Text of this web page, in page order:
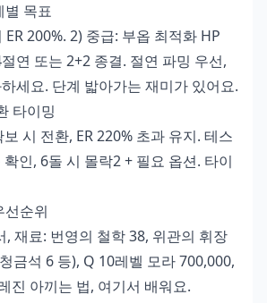
별 목표
200%. 2) 중급: 부옵 최적화 HP
연 또는 2+2 종결. 절연 파밍 우선,
세요. 단계 밟아가는 재미가 있어요.
타이밍
시 전환, ER 220% 초과 유지. 테스
인, 6돌 시 몰락2 + 필요 옵션. 타이
선순위
, 재료: 번영의 철학 38, 위관의 휘장
금석 6 등), Q 10레벨 모라 700,000,
진 아끼는 법, 여기서 배워요.